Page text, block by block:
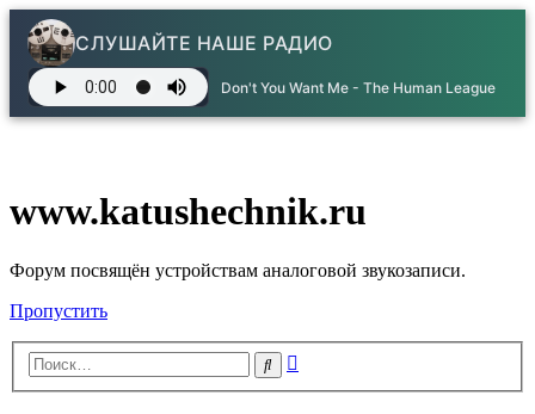
СЛУШАЙТЕ НАШЕ РАДИО
Don't You Want Me - The Human League
www.katushechnik.ru
Форум посвящён устройствам аналоговой звукозаписи.
Пропустить
Поиск